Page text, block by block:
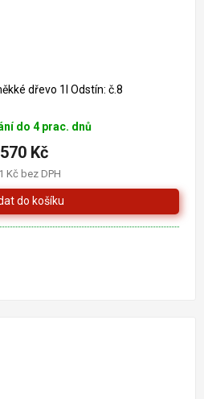
dřevo 1l Odstín: č.8
do 4 prac. dnů
Kč bez DPH
570 Kč